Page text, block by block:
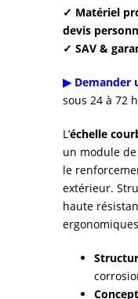
✓ Matériel
devis
✓ SAV &
▶ Demander
sous 24 à 72
L’échelle
un module de
le
extérieur.
haute